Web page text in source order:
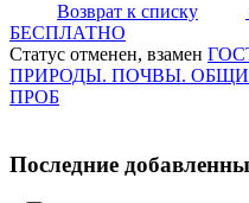
Возврат к списку
БЕСПЛАТНО
Статус отменен, взамен
ПРИРОДЫ. ПОЧВЫ.
ПРОБ
Последние